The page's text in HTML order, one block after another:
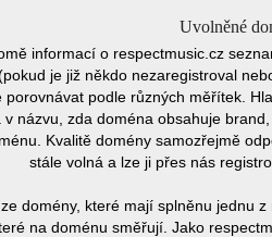
Uvolněné
informací o respectmusic.cz
je již někdo nezaregistroval
podle různých měřítek.
názvu, zda doména obsahuje
Kvalitě domény samozřejmě
stále volná a lze ji přes nás
domény, které mají splněnu jednu
na doménu směřují. Jako